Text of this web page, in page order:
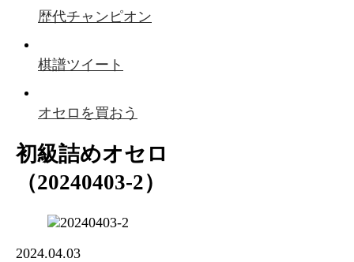
歴代チャンピオン
棋譜ツイート
オセロを買おう
初級詰めオセロ
（20240403-2）
2024.04.03